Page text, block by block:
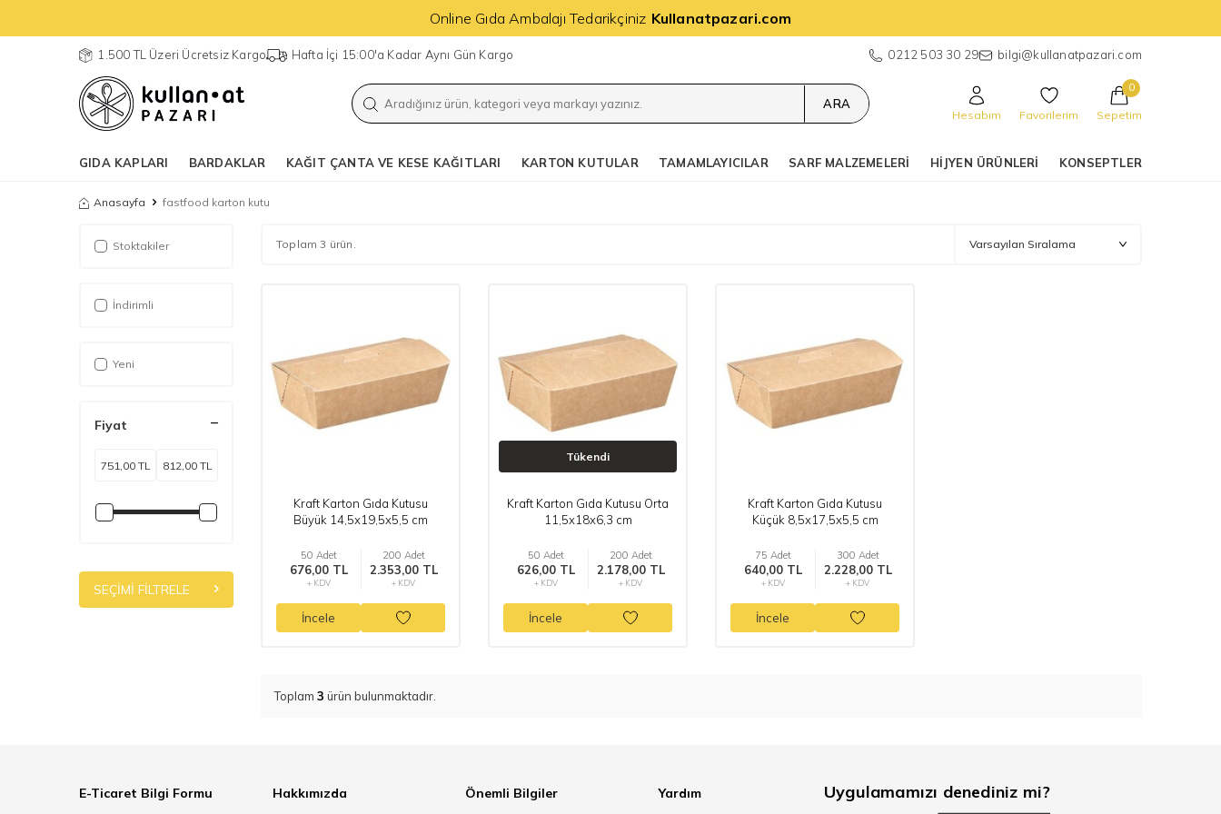
Online Gıda Ambalajı Tedarikçiniz Kullanatpazari.com
1.500 TL Üzeri Ücretsiz Kargo Hafta İçi 15:00'a Kadar Aynı Gün Kargo 0212 503 30 29 bilgi@kullanatpazari.com
ARA
Hesabım Favorilerim Sepetim
0
GIDA KAPLARI BARDAKLAR KAĞIT ÇANTA VE KESE KAĞITLARI KARTON KUTULAR TAMAMLAYICILAR SARF MALZEMELERI HIJYEN ÜRÜNLERI KONSEPTLER
Anasayfa fastfood karton kutu
Stoktakiler
İndirimli
Yeni
Fiyat
SEÇIMI FILTRELE
Toplam 3 ürün.
Kraft Karton Gıda Kutusu
Büyük 14,5x19,5x5,5 cm
50 Adet
676,00 TL
+ KDV
200 Adet
2.353,00 TL
+ KDV
İncele
Tükendi
Kraft Karton Gıda Kutusu Orta
11,5x18x6,3 cm
50 Adet
626,00 TL
+ KDV
200 Adet
2.178,00 TL
+ KDV
İncele
Kraft Karton Gıda Kutusu
Küçük 8,5x17,5x5,5 cm
75 Adet
640,00 TL
+ KDV
300 Adet
2.228,00 TL
+ KDV
İncele
Toplam 3 ürün bulunmaktadır.
E-Ticaret Bilgi Formu Hakkımızda Önemli Bilgiler Yardım Uygulamamızı denediniz mi?